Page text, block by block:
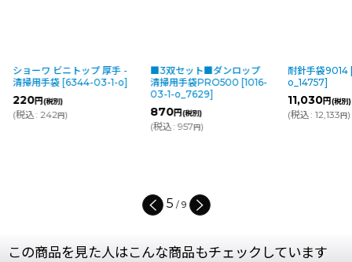
ショーワ ビニトップ 厚手 -
清掃用手袋 [6344-03-1-o]
220円(税別)
(税込: 242円)
■3双セット■ダンロップ
清掃用手袋PRO500 [1016-
03-1-o_7629]
870円(税別)
(税込: 957円)
耐針手袋9014
o_14757]
11,030円(税別)
(税込: 12,133円)
5 / 9
この商品を見た人はこんな商品もチェックしています